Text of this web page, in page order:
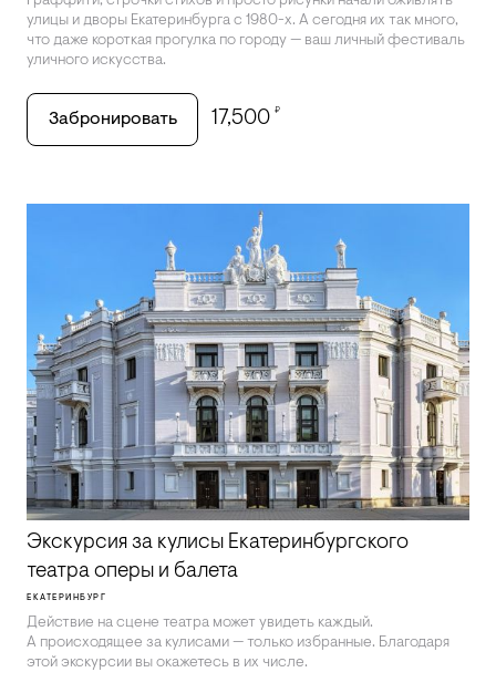
улицы и дворы Екатеринбурга с 1980-х. А сегодня их так много,
что даже короткая прогулка по городу — ваш личный фестиваль
уличного искусства.
Забронировать 17,500 ₽
Экскурсия за кулисы Екатеринбургского
театра оперы и балета
ЕКАТЕРИНБУРГ
Действие на сцене театра может увидеть каждый.
А происходящее за кулисами — только избранные. Благодаря
этой экскурсии вы окажетесь в их числе.